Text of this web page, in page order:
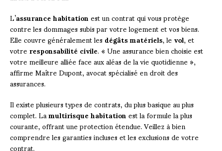
L’assurance habitationest un contrat qui vous protège
contre les dommages subis par votre logement et vos biens.
Elle couvre généralement lesdégâts matériels, levol, et
votreresponsabilité civile. « Une assurance bien choisie est
votre meilleure alliée face aux aléas de la vie quotidienne »,
affirme Maître Dupont, avocat spécialisé en droit des
assurances.
Il existe plusieurs types de contrats, du plus basique au plus
complet. Lamultirisque habitationest la formule la plus
courante, offrant une protection étendue. Veillez à bien
comprendre les garanties incluses et les exclusions de votre